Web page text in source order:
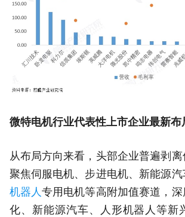
微特电机行业代表性上市企业最新布
从布局方向来看，头部企业普遍剥离
聚焦伺服电机、步进电机、新能源汽
机器人专用电机等高附加值赛道，
化、新能源汽车、人形机器人等新